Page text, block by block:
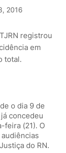
2016
registrou
em
total.
o dia 9 de
concedeu
feira (21). O
do RN.